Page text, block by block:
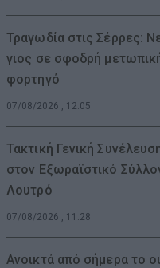
Τραγωδία στις Σέρρες:
γιος σε σφοδρή
φορτηγό
07/08/2026 , 12:05
Τακτική Γενική
στον Εξωραϊστικό
Λουτρό
07/08/2026 , 11:28
Ανοικτά από σήμερα το